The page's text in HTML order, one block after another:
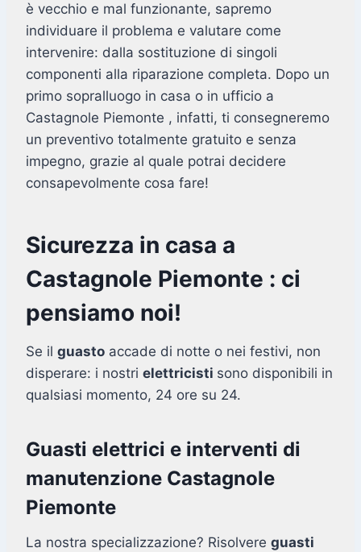
è vecchio e mal funzionante, sapremo
individuare il problema e valutare come
intervenire: dalla sostituzione di singoli
componenti alla riparazione completa. Dopo un
primo sopralluogo in casa o in ufficio a
Castagnole Piemonte , infatti, ti consegneremo
un preventivo totalmente gratuito e senza
impegno, grazie al quale potrai decidere
consapevolmente cosa fare!
Sicurezza in casa a
Castagnole Piemonte : ci
pensiamo noi!
Se il guasto accade di notte o nei festivi, non
disperare: i nostri elettricisti sono disponibili in
qualsiasi momento, 24 ore su 24.
Guasti elettrici e interventi di
manutenzione Castagnole
Piemonte
La nostra specializzazione? Risolvere guasti